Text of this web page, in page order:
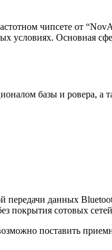
чипсете от
Основная
базы и ровера, а
данных
покрытия сотовых
поставить